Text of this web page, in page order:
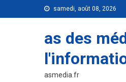
to
samedi, août 08, 2026
as des
asmedia.fr